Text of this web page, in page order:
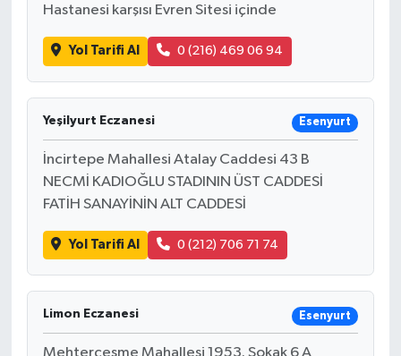
Hastanesi karşısı Evren Sitesi içinde
Yol Tarifi Al 0 (216) 469 06 94
Yeşilyurt Eczanesi Esenyurt
İncirtepe Mahallesi Atalay Caddesi 43 B
NECMİ KADIOĞLU STADININ ÜST CADDESİ
FATİH SANAYİNİN ALT CADDESİ
Yol Tarifi Al 0 (212) 706 71 74
Limon Eczanesi Esenyurt
Mehterçeşme Mahallesi 1953. Sokak 6 A